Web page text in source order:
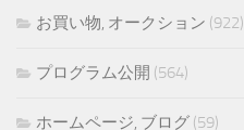
お買い物, オークション (922)
プログラム公開 (564)
ホームページ, ブログ (59)